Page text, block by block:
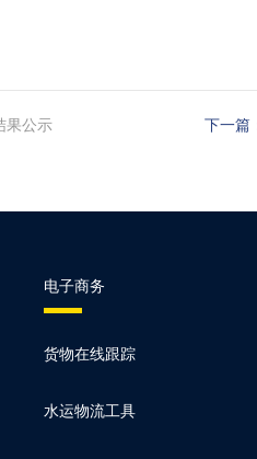
果公示 下一篇
电子商务
货物在线跟踪
水运物流工具